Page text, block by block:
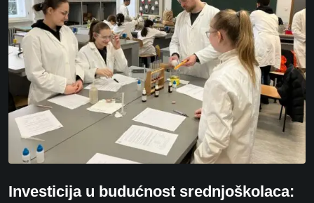
Investicija u budućnost srednjoškolaca: